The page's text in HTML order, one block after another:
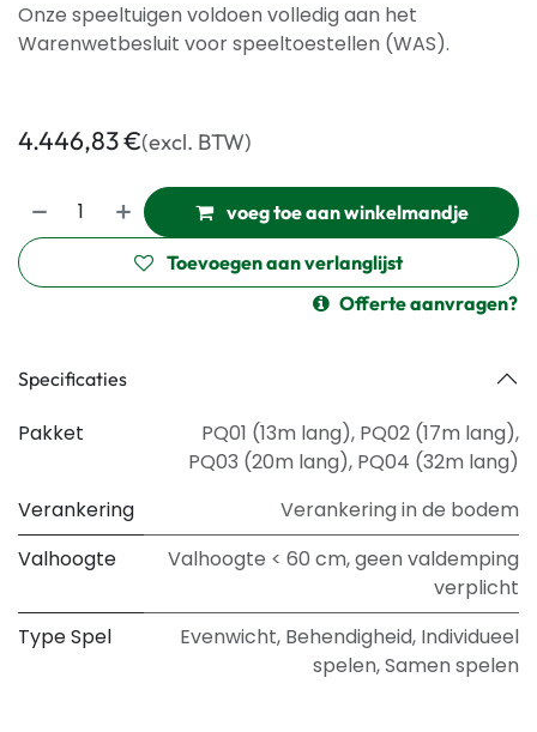
Onze speeltuigen voldoen volledig aan het
Warenwetbesluit voor speeltoestellen (WAS).
4.446,83€(excl. BTW)
voeg toe aan winkelmandje
Toevoegen aan verlanglijst
Offerte aanvragen?
Specificaties
Pakket PQ01 (13m lang), PQ02 (17m lang),
PQ03 (20m lang), PQ04 (32m lang)
Verankering
Verankering in de bodem
Valhoogte
Valhoogte < 60 cm, geen valdemping
verplicht
Type Spel
Evenwicht, Behendigheid, Individueel
spelen,Samen spelen